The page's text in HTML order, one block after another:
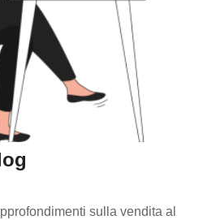
sulla vendita al